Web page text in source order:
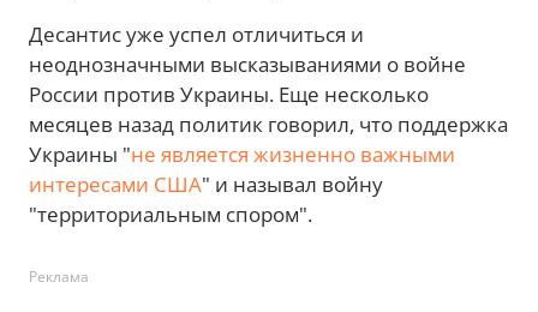
Десантис уже успел отличиться и
неоднозначными высказываниями о войне
России против Украины. Еще несколько
месяцев назад политик говорил, что поддержка
Украины "не является жизненно важными
интересами США" и называл войну
"территориальным спором".
Реклама